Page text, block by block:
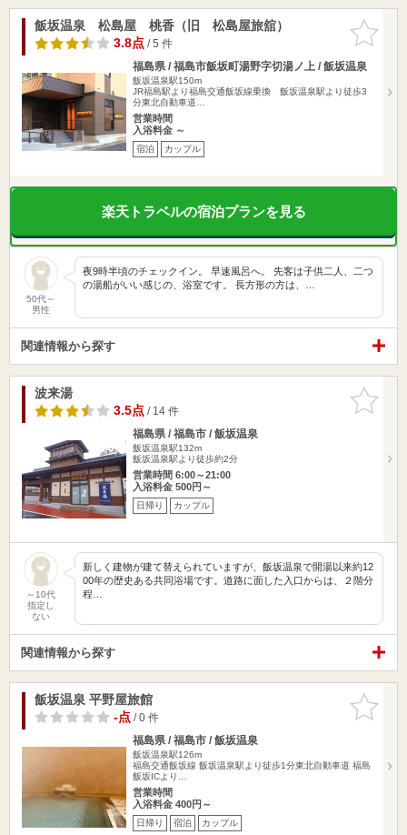
お気に入
りに追加
飯坂温泉 松島屋 桃香（旧 松島屋旅舘）
3.8点/ 5 件
福島県 / 福島市飯坂町湯野字切湯ノ上 / 飯坂温泉
飯坂温泉駅150m
JR福島駅より福島交通飯坂線乗換 飯坂温泉駅より徒歩3
分東北自動車道…
営業時間
入浴料金 ～
宿泊 カップル
楽天トラベルの宿泊プランを見る
50代～
男性
夜9時半頃のチェックイン。 早速風呂へ。 先客は子供二人、二つ
の湯船がいい感じの、浴室です。 長方形の方は、…
関連情報から探す
お気に入
りに追加
波来湯
3.5点/ 14 件
福島県 / 福島市 / 飯坂温泉
飯坂温泉駅132m
飯坂温泉駅より徒歩約2分
営業時間 6:00～21:00
入浴料金 500円～
日帰り カップル
～10代
指定し
ない
新しく建物が建て替えられていますが、飯坂温泉で開湯以来約12
00年の歴史ある共同浴場です。道路に面した入口からは、２階分
程…
関連情報から探す
お気に入
りに追加
飯坂温泉 平野屋旅館
-点/ 0 件
福島県 / 福島市 / 飯坂温泉
飯坂温泉駅126m
福島交通飯坂線 飯坂温泉駅より徒歩1分東北自動車道 福島
飯坂ICより…
営業時間
入浴料金 400円～
日帰り 宿泊 カップル